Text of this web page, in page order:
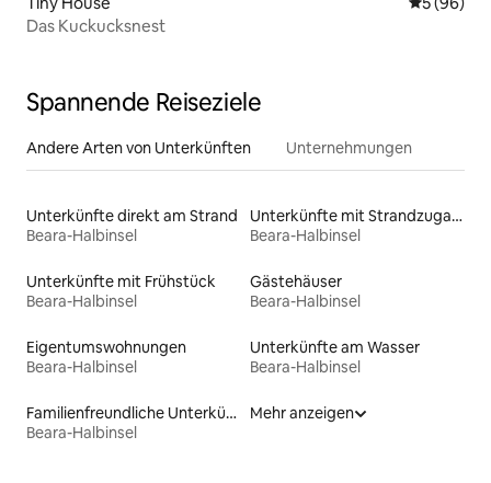
Das Kuckucksnest
Spannende Reiseziele
Andere Arten von Unterkünften Unternehmungen
Unterkünfte direkt am Strand
Beara-Halbinsel
Unterkünfte mit Strandzugang
Beara-Halbinsel
Unterkünfte mit Frühstück
Beara-Halbinsel
Gästehäuser
Beara-Halbinsel
Eigentumswohnungen
Beara-Halbinsel
Unterkünfte am Wasser
Beara-Halbinsel
Familienfreundliche Unterkünfte
Beara-Halbinsel
Mehr anzeigen